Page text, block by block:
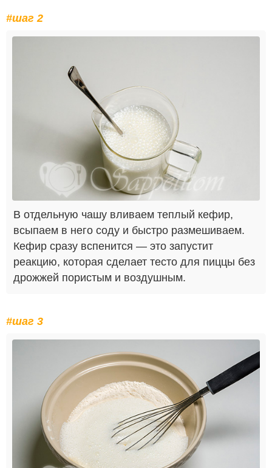
#шаг 2
В отдельную чашу вливаем теплый кефир,
всыпаем в него соду и быстро размешиваем.
Кефир сразу вспенится — это запустит
реакцию, которая сделает тесто для пиццы без
дрожжей пористым и воздушным.
#шаг 3